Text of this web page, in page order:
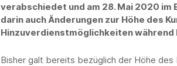
verabschiedet und am 28. Mai 2020
darin auch Änderungen zur Höhe des
Hinzuverdienstmöglichkeiten während
Bisher galt bereits bezüglich der Höhe